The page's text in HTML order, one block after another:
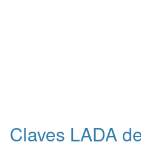
Claves LADA